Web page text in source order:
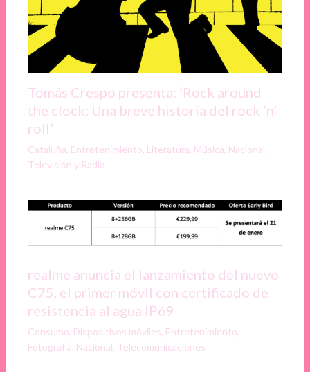
Tomás Crespo presenta: ‘Rock around
the clock: Una breve historia del rock ‘n’
roll’
Cataluña, Entretenimiento, Literatura, Música, Nacional,
Televisión y Radio
realme anuncia el lanzamiento del nuevo
C75, el primer móvil con certificado de
resistencia al agua IP69
Consumo, Dispositivos móviles, Entretenimiento,
Fotografía, Nacional, Telecomunicaciones